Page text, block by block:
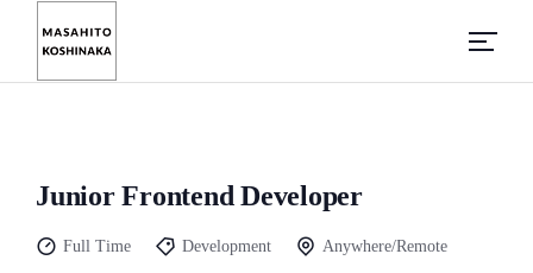
Junior Frontend Developer
Full Time Development Anywhere/Remote